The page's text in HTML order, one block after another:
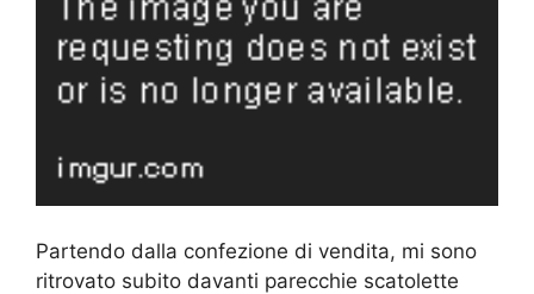
Partendo dalla confezione di vendita, mi sono
ritrovato subito davanti parecchie scatolette